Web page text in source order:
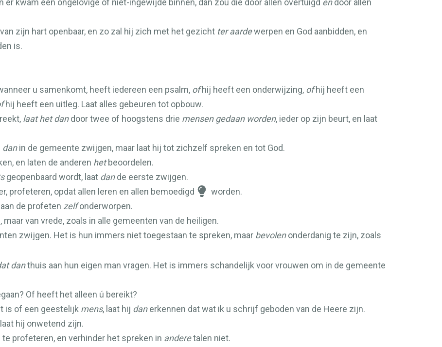
er kwam een ongelovige of niet-ingewijde binnen, dan zou die door allen overtuigd endoor allen
zijn hart openbaar, en zo zal hij zich met het gezicht ter aardewerpen en God aanbidden, en
is.
u samenkomt, heeft iedereen een psalm, ofhij heeft een onderwijzing, ofhij heeft een
hij heeft een uitleg. Laat alles gebeuren tot opbouw.
laat het dandoor twee of hoogstens drie mensen gedaan worden, ieder op zijn beurt, en laat
danin de gemeente zwijgen, maar laat hij tot zichzelf spreken en tot God.
en laten de anderen hetbeoordelen.
geopenbaard wordt, laat dande eerste zwijgen.
profeteren, opdat allen leren en allen bemoedigd
worden.
de profeten zelfonderworpen.
maar van vrede, zoals in alle gemeenten van de heiligen.
zwijgen. Het is hun immers niet toegestaan te spreken, maar bevolenonderdanig te zijn, zoals
danthuis aan hun eigen man vragen. Het is immers schandelijk voor vrouwen om in de gemeente
Of heeft het alleen ú bereikt?
is of een geestelijk mens, laat hij danerkennen dat wat ik u schrijf geboden van de Heere zijn.
hij onwetend zijn.
profeteren, en verhinder het spreken in anderetalen niet.